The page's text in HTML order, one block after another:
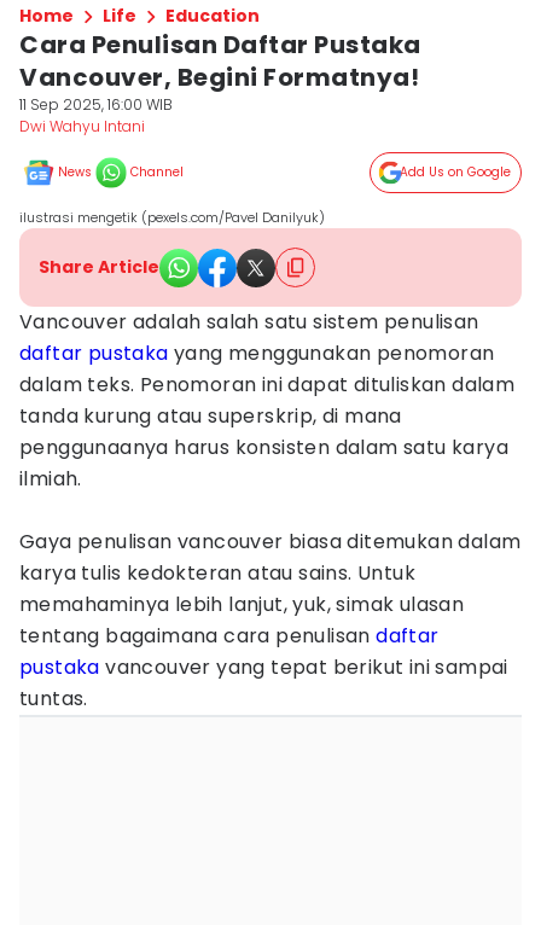
Home Life Education
Cara Penulisan Daftar Pustaka
Vancouver, Begini Formatnya!
11 Sep 2025, 16:00 WIB
Dwi Wahyu Intani
News Channel Add Us on Google
ilustrasi mengetik (pexels.com/Pavel Danilyuk)
Share Article
Vancouver adalah salah satu sistem penulisan
daftar pustaka yang menggunakan penomoran
dalam teks. Penomoran ini dapat dituliskan dalam
tanda kurung atau superskrip, di mana
penggunaanya harus konsisten dalam satu karya
ilmiah.
Gaya penulisan vancouver biasa ditemukan dalam
karya tulis kedokteran atau sains. Untuk
memahaminya lebih lanjut, yuk, simak ulasan
tentang bagaimana cara penulisandaftar
pustaka vancouver yang tepat berikut ini sampai
tuntas.